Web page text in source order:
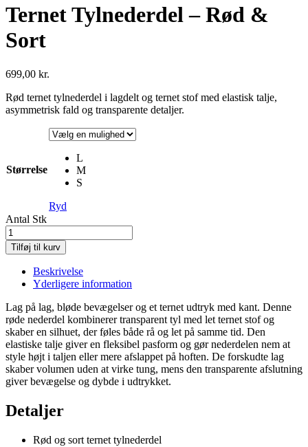
Ternet Tylnederdel – Rød &
Sort
699,00 kr.
Rød ternet tylnederdel i lagdelt og ternet stof med elastisk talje,
asymmetrisk fald og transparente detaljer.
Størrelse
L
M
S
Ryd
Antal Stk
Tilføj til kurv
Beskrivelse
Yderligere information
Lag på lag, bløde bevægelser og et ternet udtryk med kant. Denne
røde nederdel kombinerer transparent tyl med let ternet stof og
skaber en silhuet, der føles både rå og let på samme tid. Den
elastiske talje giver en fleksibel pasform og gør nederdelen nem at
style højt i taljen eller mere afslappet på hoften. De forskudte lag
skaber volumen uden at virke tung, mens den transparente afslutning
giver bevægelse og dybde i udtrykket.
Detaljer
Rød og sort ternet tylnederdel